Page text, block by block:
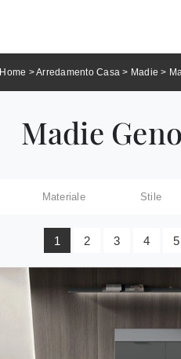
Home >Arredamento Casa > Madie >
Madie
Materiale Stile
1 2 3 4 5